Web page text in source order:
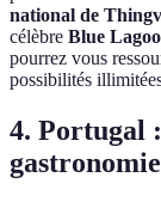
national de
célèbre Blue
pourrez vous
possibilités
4. Portugal
gastronomie